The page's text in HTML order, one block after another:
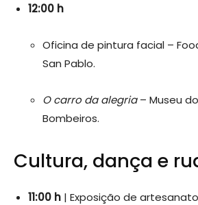
12:00 h
Oficina de pintura facial –
San Pablo.
O carro da alegria– Museu
Bombeiros.
Cultura, dança e
11:00 h | Exposição de